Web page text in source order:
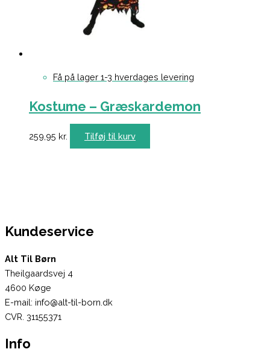
Få på lager 1-3 hverdages levering
Kostume – Græskardemon
259,95 kr. Tilføj til kurv
Kundeservice
Alt Til Børn
Theilgaardsvej 4
4600 Køge
E-mail: info@alt-til-born.dk
CVR. 31155371
Info